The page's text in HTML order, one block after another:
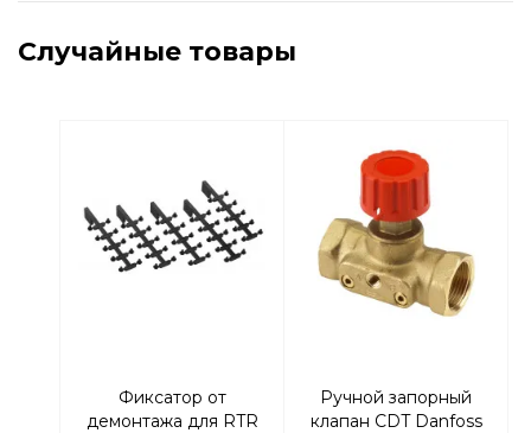
Случайные товары
Фиксатор от
демонтажа для RTR
Ручной запорный
клапан CDT Danfoss